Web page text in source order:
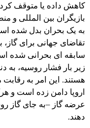
کاهش داده یا متوقف
بازیگران بین المللی و
به یک بحران بدل شده
تقاضای جهانی برای
سابقه ای بحرانی شده
زیر بار فشار روسیه، به
هستند. این امر به رقابت
اروپا دامن زده است و
عرضه گاز –به جای گاز
دهند.